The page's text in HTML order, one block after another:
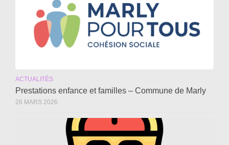
ACTUALITÉS
Prestations enfance et familles – Commune de Marly
26 MARS 2026